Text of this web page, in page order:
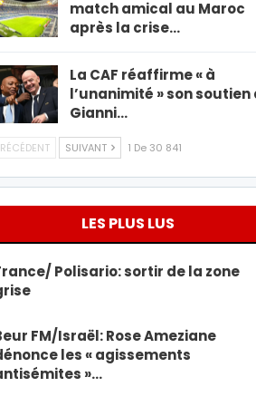
match amical au Maroc
après la crise…
La CAF réaffirme « à
l’unanimité » son soutien
Gianni…
SUIVANT 1 De 30 841
LES PLUS LUS
Polisario: sortir de la zone
FM/Israël: Rose Ameziane
les « agissements
»…